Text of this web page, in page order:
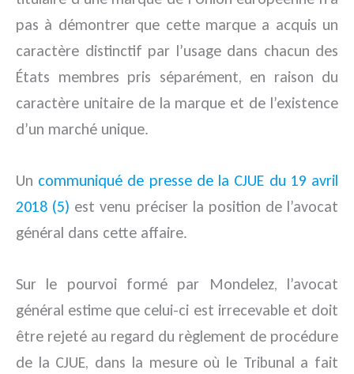
pas à démontrer que cette marque a acquis un
caractère distinctif par l’usage dans chacun des
États membres pris séparément, en raison du
caractère unitaire de la marque et de l’existence
d’un marché unique.
Un communiqué de presse de la CJUE du 19 avril
2018 (5) est venu préciser la position de l’avocat
général dans cette affaire.
Sur le pourvoi formé par Mondelez, l’avocat
général estime que celui-ci est irrecevable et doit
être rejeté au regard du règlement de procédure
de la CJUE, dans la mesure où le Tribunal a fait